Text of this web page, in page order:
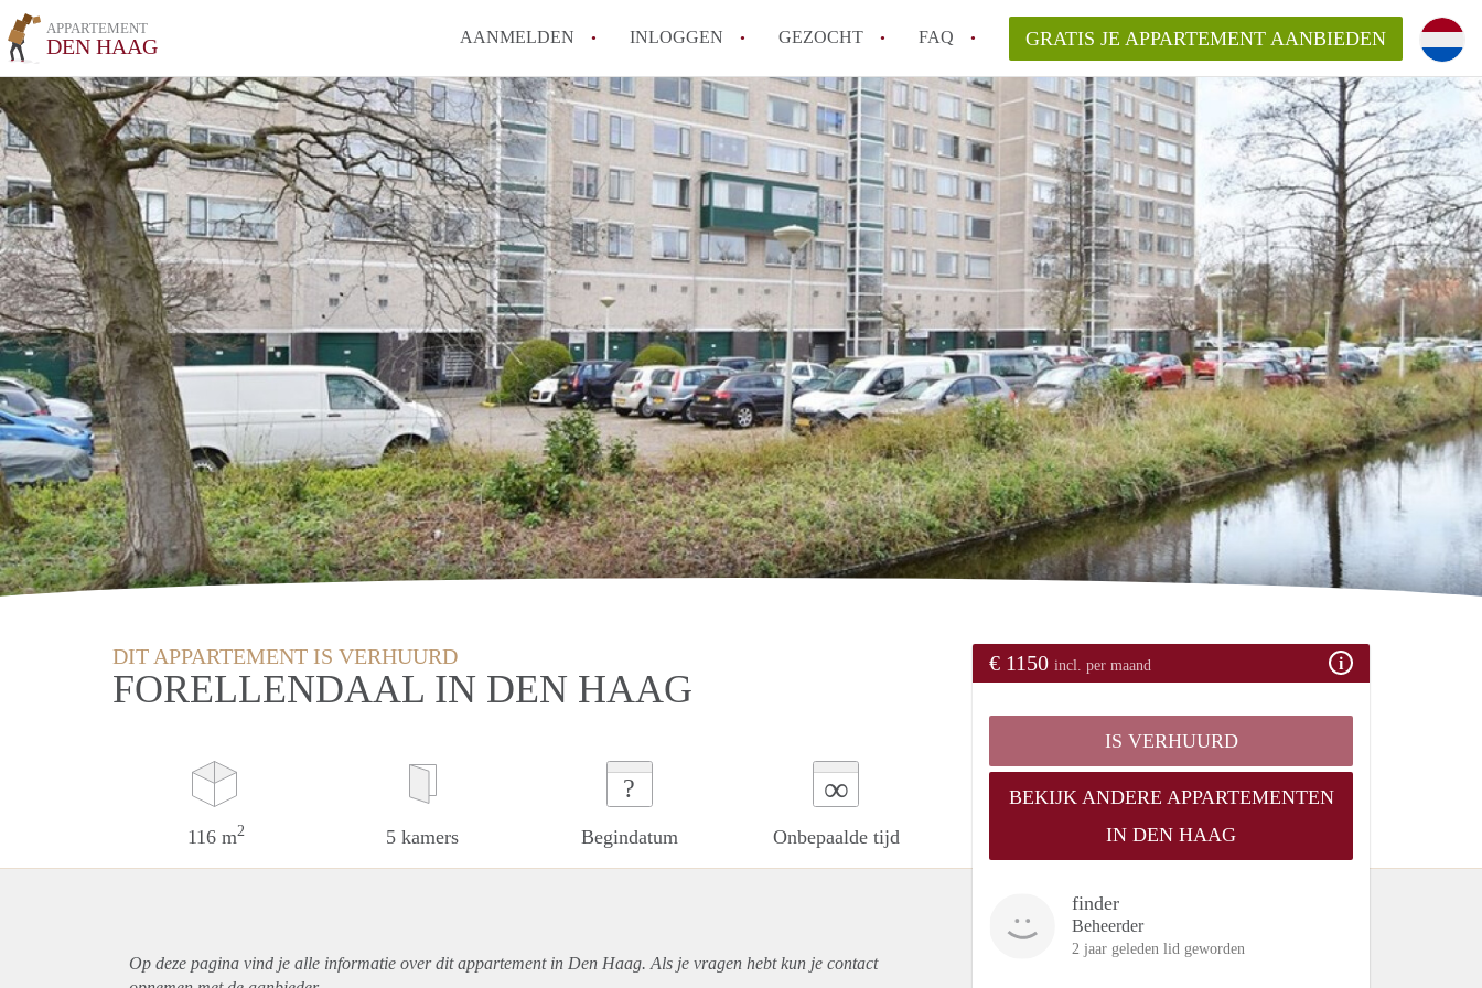
APPARTEMENT
DEN HAAG AANMELDEN INLOGGEN GEZOCHT FAQ
How to translate AppartementDenHaag!
Wat is Appartement-DenHaag?
Hoeveel kost het om te reageren op een Appartement in Den Haag?
Wat is de privacyverklaring van Appartement-DenHaag?
Berekent Appartement-DenHaag
makelaarsvergoeding/bemiddelingsvergoeding?
Alle veelgestelde vragen
GRATIS JE APPARTEMENT AANBIEDEN
DIT APPARTEMENT IS VERHUURD
FORELLENDAAL IN DEN HAAG
116 m2 5 kamers
?
Begindatum
∞
Onbepaalde tijd
€ 1150 incl. per maand
IS VERHUURD
BEKIJK ANDERE APPARTEMENTEN
IN DEN HAAG
finder
Beheerder
2 jaar geleden lid geworden
Op deze pagina vind je alle informatie over ditappartementin Den Haag. Als je vragen hebt kun je contact